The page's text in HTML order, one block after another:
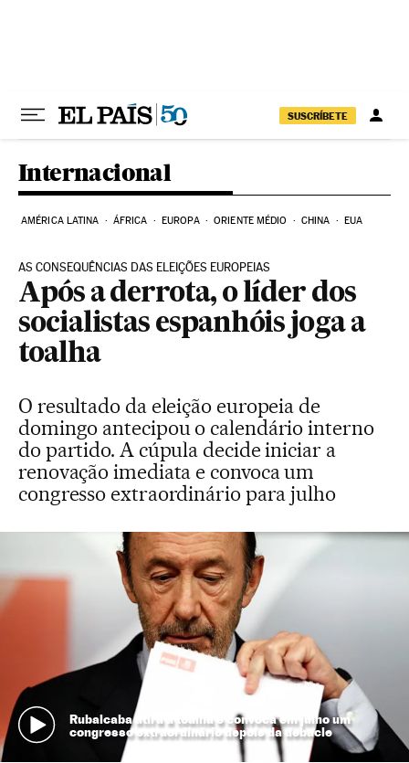
SUSCRÍBETE
Internacional
AMÉRICA LATINA ÁFRICA EUROPA ORIENTE MÉDIO CHINA EUA
AS CONSEQUÊNCIAS DAS ELEIÇÕES EUROPEIAS
Após a derrota, o líder dos
socialistas espanhóis joga a
toalha
O resultado da eleição europeia de
domingo antecipou o calendário interno
do partido. A cúpula decide iniciar a
renovação imediata e convoca um
congresso extraordinário para julho
Rubalcaba atira a toalha e convoca em julho um
congresso extraordinário depois da debacle